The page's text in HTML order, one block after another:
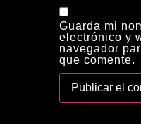
Guarda mi
electrónico y
navegador
que comente.